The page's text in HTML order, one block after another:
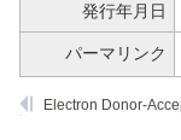
発行年月日
パーマリンク